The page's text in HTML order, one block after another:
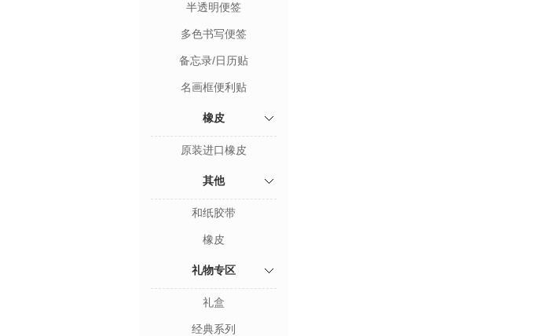
半透明便签
多色书写便签
备忘录/日历贴
名画框便利贴
橡皮
原装进口橡皮
其他
和纸胶带
橡皮
礼物专区
礼盒
经典系列